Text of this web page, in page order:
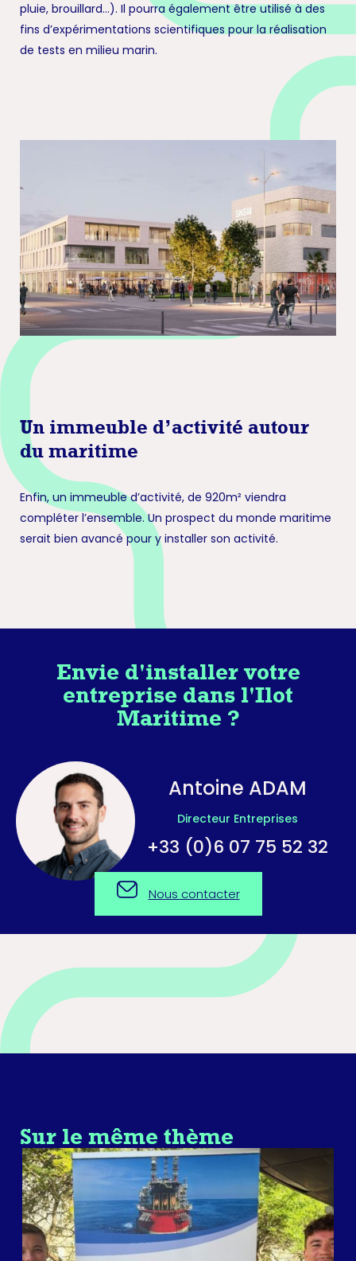
pluie, brouillard…). Il pourra également être utilisé à des
fins d’expérimentations scientifiques pour la réalisation
de tests en milieu marin.
Un immeuble d’activité autour
du maritime
Enfin, un immeuble d’activité, de 920m² viendra
compléter l’ensemble. Un prospect du monde maritime
serait bien avancé pour y installer son activité.
Envie d'installer votre
entreprise dans l'Ilot
Maritime ?
Antoine ADAM
Directeur Entreprises
+33 (0)6 07 75 52 32
Nous contacter
Sur le même thème